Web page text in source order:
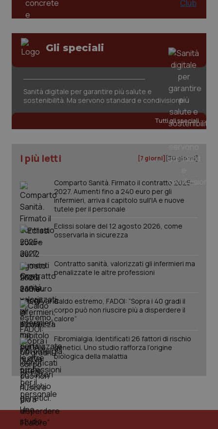
Gli speciali
Sanità digitale per garantire più salute e
sostenibilità. Ma servono standard e condivisione
Tutti gli speciali
I più letti [7 giorni] [30 giorni]
Comparto Sanità. Firmato il contratto 2025-
2027. Aumenti fino a 240 euro per gli
infermieri, arriva il capitolo sull'IA e nuove
tutele per il personale
Eclissi solare del 12 agosto 2026, come
osservarla in sicurezza
Contratto sanità, valorizzati gli infermieri ma
penalizzate le altre professioni
Caldo estremo, FADOI: “Sopra i 40 gradi il
corpo può non riuscire più a disperdere il
calore”
Fibromialgia. Identificati 26 fattori di rischio
genetici. Uno studio rafforza l’origine
biologica della malattia
tracking-enable
www.quotidianosanita.it
_ga
Google LLC
.quotidianosanita.it